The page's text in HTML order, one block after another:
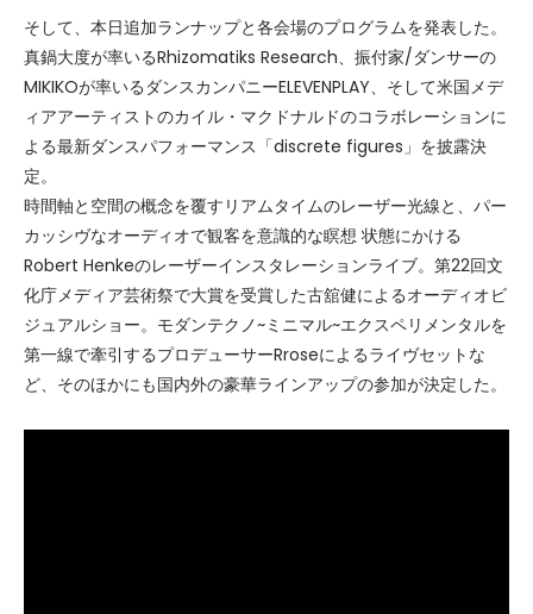
そして、本日追加ランナップと各会場のプログラムを発表した。
真鍋大度が率いるRhizomatiks Research、振付家/ダンサーの
MIKIKOが率いるダンスカンパニーELEVENPLAY、そして米国メデ
ィアアーティストのカイル・マクドナルドのコラボレーションに
よる最新ダンスパフォーマンス「discrete figures」を披露決
定。
時間軸と空間の概念を覆すリアムタイムのレーザー光線と、パー
カッシヴなオーディオで観客を意識的な瞑想 状態にかける
Robert Henkeのレーザーインスタレーションライブ。第22回文
化庁メディア芸術祭で大賞を受賞した古舘健によるオーディオビ
ジュアルショー。モダンテクノ~ミニマル~エクスペリメンタルを
第一線で牽引するプロデューサーRroseによるライヴセットな
ど、そのほかにも国内外の豪華ラインアップの参加が決定した。